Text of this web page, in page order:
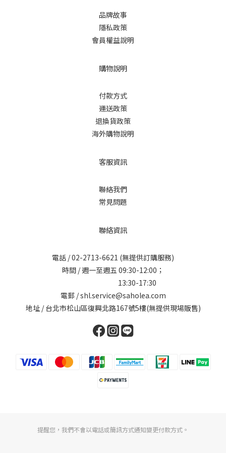
品牌故事
隱私政策
會員權益說明
購物說明
付款方式
運送政策
退換貨政策
海外購物說明
客服資訊
聯絡我們
常見問題
聯絡資訊
電話 /02-2713-6621 (無提供訂購服務)
時間 / 週一至週五 09:30-12:00；
13:30-17:30
電郵 / shl.service@saholea.com
地址 / 台北市松山區復興北路167號5樓(無提供現場販售)
提醒您，我們不會以電話或簡訊方式通知變更付款方式。